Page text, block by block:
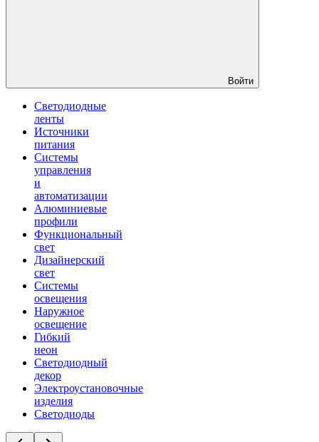
Войти
Светодиодные
ленты
Источники
питания
Системы
управления
и
автоматизации
Алюминиевые
профили
Функциональный
свет
Дизайнерский
свет
Системы
освещения
Наружное
освещение
Гибкий
неон
Светодиодный
декор
Электроустановочные
изделия
Светодиоды